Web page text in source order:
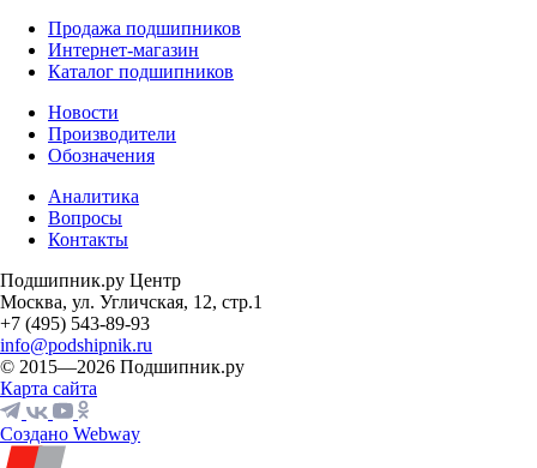
Продажа подшипников
Интернет-магазин
Каталог подшипников
Новости
Производители
Обозначения
Аналитика
Вопросы
Контакты
Подшипник.ру Центр
Москва, ул. Угличская, 12, стр.1
+7 (495) 543-89-93
info@podshipnik.ru
© 2015—2026 Подшипник.ру
Карта сайта
Создано Webway